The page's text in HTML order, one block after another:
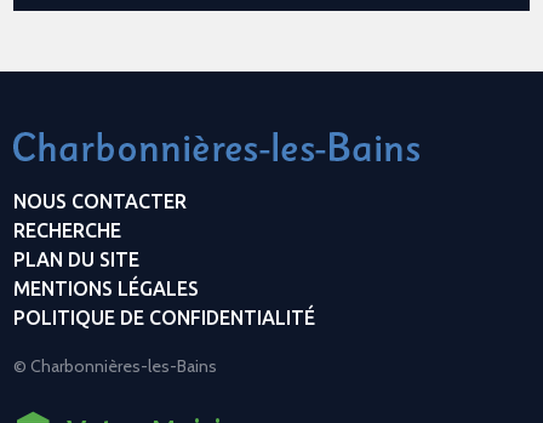
NOUS CONTACTER
RECHERCHE
PLAN DU SITE
MENTIONS LÉGALES
POLITIQUE DE CONFIDENTIALITÉ
© Charbonnières-les-Bains